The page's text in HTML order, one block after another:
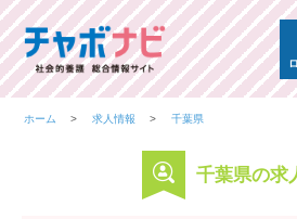
ホーム 求人情報 千葉県
千葉県の求